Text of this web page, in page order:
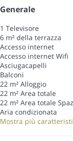
Generale
1 Televisore
6 m² della terrazza
Accesso internet
Accesso internet Wifi
Asciugacapelli
Balconi
22 m² Alloggio
22 m² Area totale
22 m² Area totale
Aria condizionata
Mostra più